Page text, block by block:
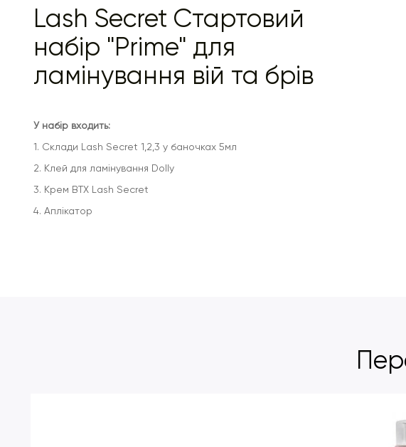
Lash Secret Стартовий
набір "Prime" для
ламінування вій та брів
У набір входить:
1. Склади Lash Secret 1,2,3 у баночках 5мл
2. Клей для ламінування Dolly
3. Крем BTX Lash Secret
4. Аплікатор